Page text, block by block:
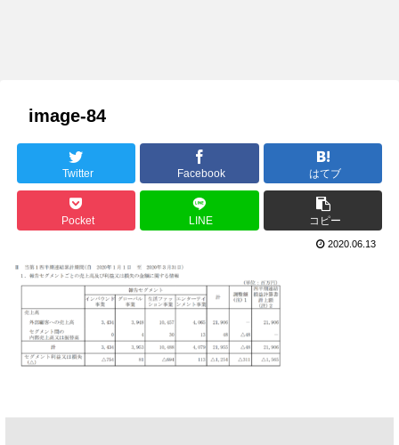
image-84
Twitter Facebook はてブ
Pocket LINE コピー
2020.06.13